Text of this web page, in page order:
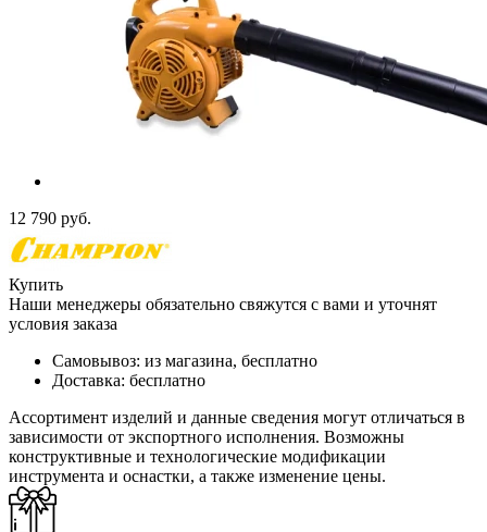
12 790 руб.
Купить
Наши менеджеры обязательно свяжутся с вами и уточнят
условия заказа
Самовывоз: из магазина, бесплатно
Доставка: бесплатно
Ассортимент изделий и данные сведения могут отличаться в
зависимости от экспортного исполнения. Возможны
конструктивные и технологические модификации
инструмента и оснастки, а также изменение цены.